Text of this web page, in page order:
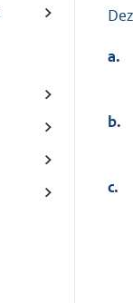
a.
b.
c.